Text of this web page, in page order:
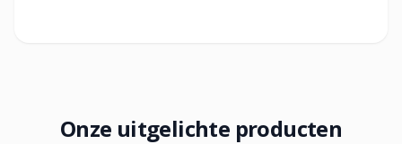
Onze uitgelichte producten